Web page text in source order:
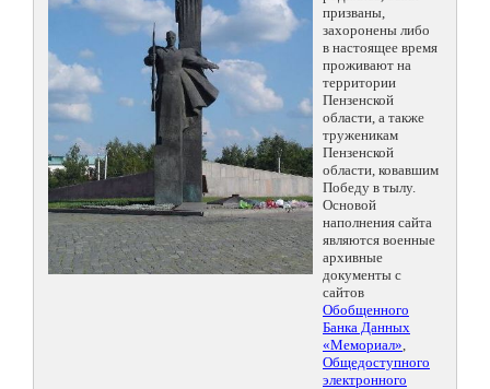
призваны,
захоронены либо
в настоящее время
проживают на
территории
Пензенской
области, а также
труженикам
Пензенской
области, ковавшим
Победу в тылу.
Основой
наполнения сайта
являются военные
архивные
документы с
сайтов
Обобщенного
Банка Данных
«Мемориал»,
Общедоступного
электронного